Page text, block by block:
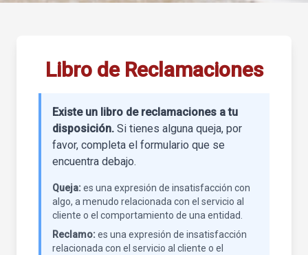
Libro de Reclamaciones
Existe un libro de reclamaciones a tu
disposición. Si tienes alguna queja, por
favor, completa el formulario que se
encuentra debajo.
Queja:es una expresión de insatisfacción con
algo, a menudo relacionada con el servicio al
cliente o el comportamiento de una entidad.
Reclamo:es una expresión de insatisfacción
relacionada con el servicio al cliente o el